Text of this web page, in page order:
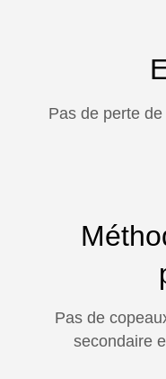
Pas de perte
Pas de
secondaire